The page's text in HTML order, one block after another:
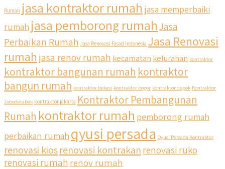
Rumah jasa kontraktor rumah jasa memperbaiki
rumah jasa pemborong rumahJasa
Perbaikan Rumah Jasa Renovasi Fasad Indonesia Jasa Renovasi
rumah jasa renov rumah kecamatan kelurahan kontraktor
kontraktor bangunan rumah kontraktor
bangun rumah kontraktor bekasi kontraktor bogor kontraktor depok Kontraktor
Jabodetabek kontraktor jakarta Kontraktor Pembangunan
Rumah kontraktor rumah pemborong rumah
perbaikan rumah qyusi persada Qyusi Persada Kontraktor
renovasi kiosrenovasi kontrakanrenovasi ruko
renovasi rumah renov rumah